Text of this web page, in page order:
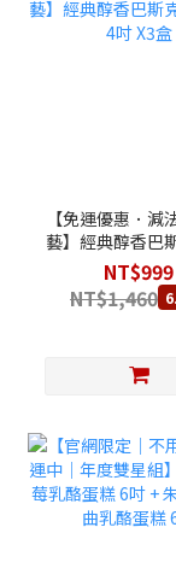
【免運優惠．減
藝】經典醇香巴
蛋糕 4吋 X3
NT$999
NT$1,460